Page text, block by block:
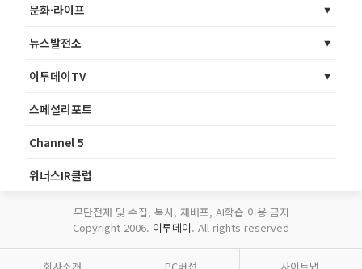
문화·라이프
뉴스발전소
이투데이TV
스페셜리포트
Channel 5
위너스IR클럽
무단전재 및 수집, 복사, 재배포, AI학습 이용 금지
Copyright 2006. 이투데이. All rights reserved